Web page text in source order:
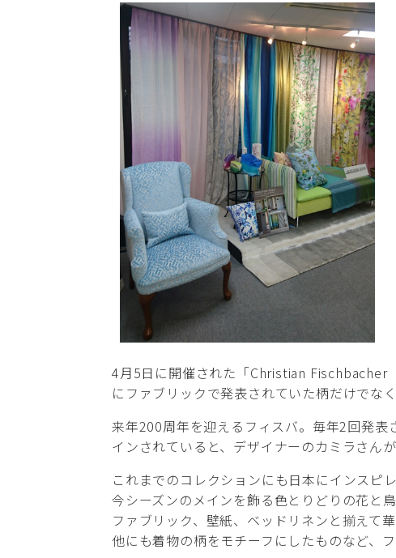
4月5日に開催された「Christian Fischbacher
にファブリックで発表されていた柄だけでな
来年200周年を迎えるフィスバ。毎年2回発
インされていると、デザイナーのカミラさんが
これまでのコレクションにも日本にインスピ
今シーズンのメインを飾る色とりどりの花と
ファブリック、壁紙、ベッドリネンと揃えて
他にも着物の柄をモチーフにしたものなど、